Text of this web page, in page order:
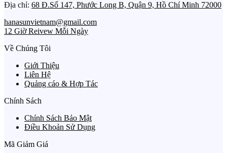
Địa chỉ: 68 Đ.Số 147, Phước Long B, Quận 9, Hồ Chí Minh 72000
hanasunvietnam@gmail.com
12 Giờ Reivew Mỗi Ngày
Về Chúng Tôi
Giới Thiệu
Liên Hệ
Quảng cáo & Hợp Tác
Chính Sách
Chính Sách Bảo Mật
Điều Khoản Sử Dụng
Mã Giảm Giá